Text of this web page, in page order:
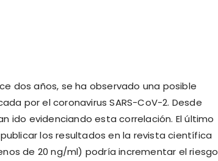
dos años, se ha observado una posible
por el coronavirus SARS-CoV-2. Desde
ido evidenciando esta correlación. El último
los resultados en la revista científica
de 20 ng/ml) podría incrementar el riesgo